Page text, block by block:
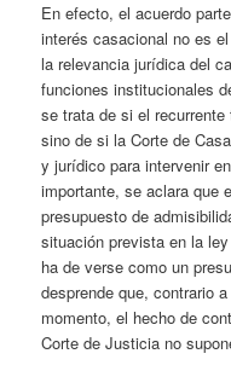
En efecto, el acuerdo
interés casacional no es
la relevancia jurídica del
funciones institucionales
se trata de si el
sino de si la Corte de
y jurídico para intervenir
importante, se aclara que
presupuesto de
situación prevista en la
ha de verse como un
desprende que, contrario
momento, el hecho de
Corte de Justicia no